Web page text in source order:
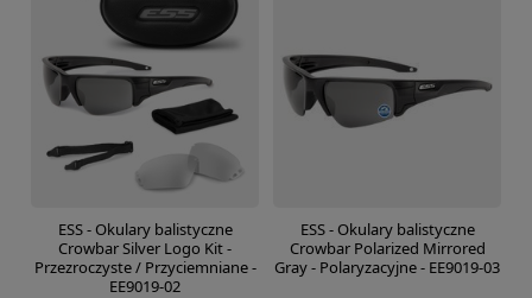
ESS - Okulary balistyczne
Crowbar Silver Logo Kit -
Przezroczyste / Przyciemniane -
EE9019-02
ESS - Okulary balistyczne
Crowbar Polarized Mirrored
Gray - Polaryzacyjne - EE9019-03